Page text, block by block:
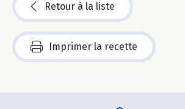
Retour à la liste
Imprimer la recette